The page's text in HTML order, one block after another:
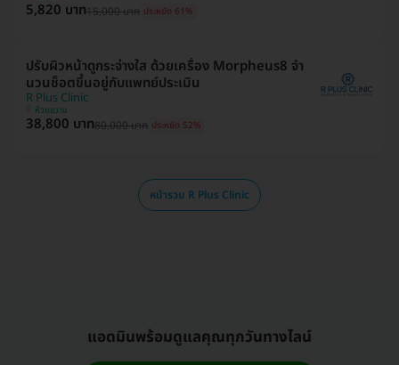
5,820 บาท15,000 บาท ประหยัด 61%
ปรับผิวหน้าดูกระจ่างใส ด้วยเครื่อง Morpheus8 จำ
นวนช็อตขึ้นอยู่กับแพทย์ประเมิน
R Plus Clinic
ห้วยขวาง
38,800 บาท80,000 บาท ประหยัด 52%
หน้ารวม R Plus Clinic
แอดมินพร้อมดูแลคุณทุกวันทางไลน์